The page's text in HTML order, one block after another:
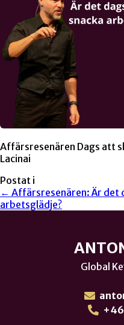
Affärsresenären Dags att
Lacinai
Postat i
← Affärsresenären: Är det
arbetsglädje?
Global